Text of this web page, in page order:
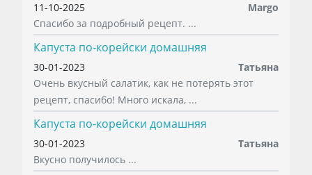
11-10-2025
Margo
Спасибо за подробный рецепт. ...
Капуста по-корейски домашняя
30-01-2023
Татьяна
Очень вкусный салатик, как не потерять этот
рецепт, спасибо! Много искала, ...
Капуста по-корейски домашняя
30-01-2023
Татьяна
Вкусно получилось ...